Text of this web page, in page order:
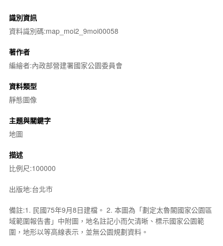
識別資訊
資料識別碼:map_moi2_9moi00058
著作者
編繪者:內政部營建署國家公園委員會
資料類型
靜態圖像
主題與關鍵字
地圖
描述
比例尺:100000
出版地:台北市
備註:1. 民國75年9月8日建檔。 2. 本圖為「劃定太魯閣國家公園區
域範圍報告書」中附圖，地名註記小而欠清晰、標示國家公園範
圍，地形以等高線表示，並無公園規劃資料。